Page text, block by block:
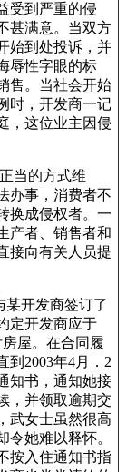
受到严重的侵
甚满意。当双方
始到处投诉，并
辱性字眼的标
售。当社会开始
时，开发商一记
，这位业主因侵
当的方式维
办事，消费者不
换成侵权者。一
产者、销售者和
接向有关人员提
某开发商签订了
定开发商应于
屋。在合同履
到2003年4月．2
知书，通知她接
，并领取逾期交
武女士虽然很高
令她难以释怀。
按入住通知书指